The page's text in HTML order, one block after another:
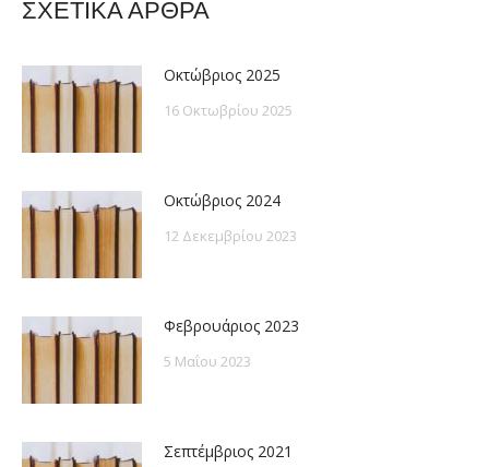
ΣΧΕΤΙΚΑ ΑΡΘΡΑ
Οκτώβριος 2025
16 Οκτωβρίου 2025
Οκτώβριος 2024
12 Δεκεμβρίου 2023
Φεβρουάριος 2023
5 Μαΐου 2023
Σεπτέμβριος 2021